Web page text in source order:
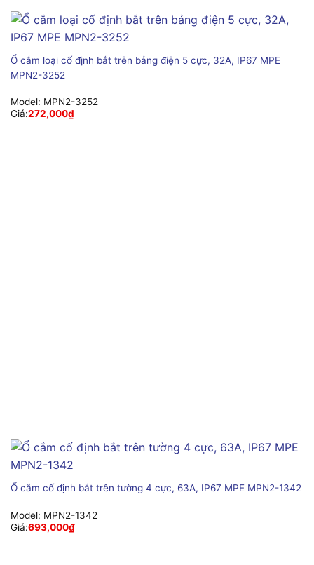
Ổ cắm loại cố định bắt trên bảng điện 5 cực, 32A, IP67 MPE
MPN2-3252
Model: MPN2-3252
Giá:272,000₫
Ổ cắm cố định bắt trên tường 4 cực, 63A, IP67 MPE MPN2-1342
Model: MPN2-1342
Giá:693,000₫